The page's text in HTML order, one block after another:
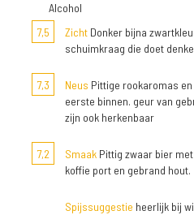
Alcohol
7,5
Zicht Donker bijna
schuimkraag die doet
7,3 Neus Pittige rookaromas
eerste binnen. geur van
zijn ook herkenbaar
7,2 Smaak Pittig zwaar bier
koffie port en gebrand hout.
Spijssuggestie heerlijk bij